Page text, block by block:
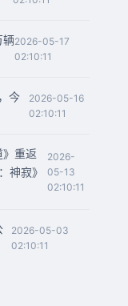
辆2026-05-17
02:10:11
今
2026-05-16
02:10:11
重返
神寂》
2026-
05-13
02:10:11
2026-05-03
02:10:11